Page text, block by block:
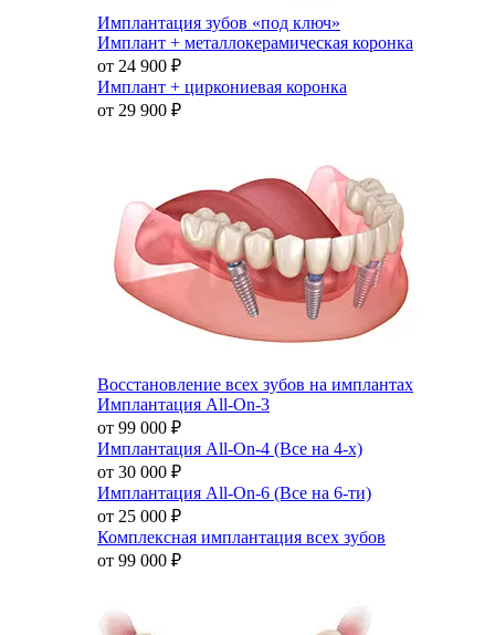
Имплантация зубов «под ключ»
Имплант + металлокерамическая коронка
от 24 900 ₽
Имплант + циркониевая коронка
от 29 900 ₽
Восстановление всех зубов на имплантах
Имплантация All-On-3
от 99 000 ₽
Имплантация All-On-4 (Все на 4-х)
от 30 000 ₽
Имплантация All-On-6 (Все на 6-ти)
от 25 000 ₽
Комплексная имплантация всех зубов
от 99 000 ₽